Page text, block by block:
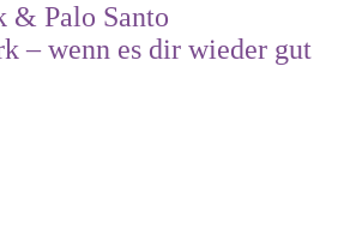
& Palo Santo
– wenn es dir wieder gut